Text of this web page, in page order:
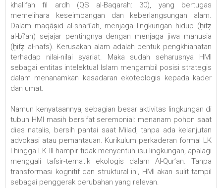
khalifah fil ardh (QS al-Baqarah: 30), yang bertugas
memelihara keseimbangan dan keberlangsungan alam.
Dalam maqāṣid al-sharī‘ah, menjaga lingkungan hidup (ḥifẓ
al-bī‘ah) sejajar pentingnya dengan menjaga jiwa manusia
(ḥifẓ al-nafs). Kerusakan alam adalah bentuk pengkhianatan
terhadap nilai-nilai syariat. Maka sudah seharusnya HMI
sebagai entitas intelektual Islam mengambil posisi strategis
dalam menanamkan kesadaran ekoteologis kepada kader
dan umat.
Namun kenyataannya, sebagian besar aktivitas lingkungan di
tubuh HMI masih bersifat seremonial: menanam pohon saat
dies natalis, bersih pantai saat Milad, tanpa ada kelanjutan
advokasi atau pemantauan. Kurikulum perkaderan formal LK
I hingga LK III hampir tidak menyentuh isu lingkungan, apalagi
menggali tafsir-tematik ekologis dalam Al-Qur’an. Tanpa
transformasi kognitif dan struktural ini, HMI akan sulit tampil
sebagai penggerak perubahan yang relevan.